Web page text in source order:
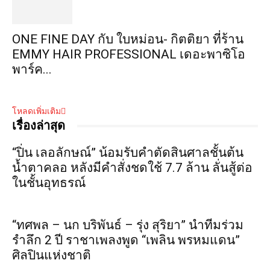
ONE FINE DAY กับ ใบหม่อน- กิตติยา ที่ร้าน
EMMY HAIR PROFESSIONAL เดอะพาซิโอ
พาร์ค...
โหลดเพิ่มเติม
เรื่องล่าสุด
“ปิ่น เลอลักษณ์” น้อมรับคำตัดสินศาลชั้นต้น
น้ำตาคลอ หลังมีคำสั่งชดใช้ 7.7 ล้าน ลั่นสู้ต่อ
ในชั้นอุทธรณ์
“ทศพล – นก บริพันธ์ – รุ่ง สุริยา” นำทีมร่วม
รำลึก 2 ปี ราชาเพลงพูด “เพลิน พรหมแดน”
ศิลปินแห่งชาติ